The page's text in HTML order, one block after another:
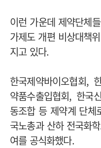
이런 가운데 제약단체
가제도 개편 비상대책
지고 있다.
한국제약바이오협회,
약품수출입협회, 한국
동조합 등 제약계 단체
국노총과 산하 전국화
여를 공식화했다.